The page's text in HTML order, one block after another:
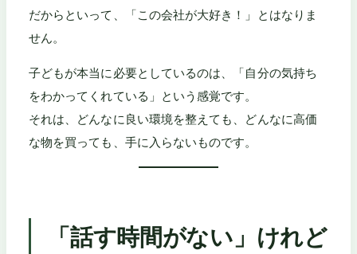
だからといって、「この会社が大好き！」とはなりま
せん。
子どもが本当に必要としているのは、「自分の気持ち
をわかってくれている」という感覚です。
それは、どんなに良い環境を整えても、どんなに高価
な物を買っても、手に入らないものです。
「話す時間がない」けれど